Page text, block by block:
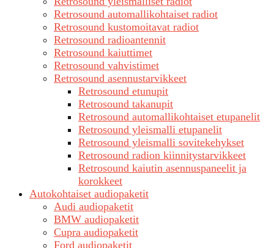
Retrosound automallikohtaiset radiot
Retrosound kustomoitavat radiot
Retrosound radioantennit
Retrosound kaiuttimet
Retrosound vahvistimet
Retrosound asennustarvikkeet
Retrosound etunupit
Retrosound takanupit
Retrosound automallikohtaiset etupanelit
Retrosound yleismalli etupanelit
Retrosound yleismalli sovitekehykset
Retrosound radion kiinnitystarvikkeet
Retrosound kaiutin asennuspaneelit ja
korokkeet
Autokohtaiset audiopaketit
Audi audiopaketit
BMW audiopaketit
Cupra audiopaketit
Ford audiopaketit